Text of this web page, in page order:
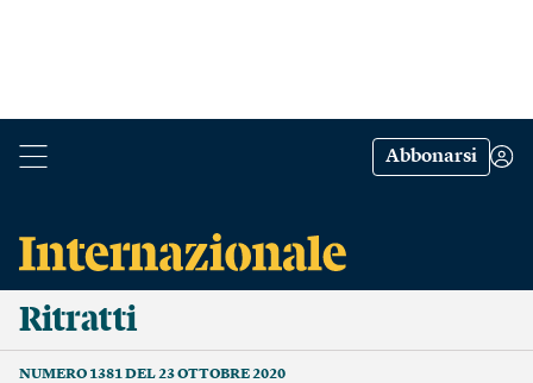
Abbonarsi
Ritratti
NUMERO 1381 DEL 23 OTTOBRE 2020